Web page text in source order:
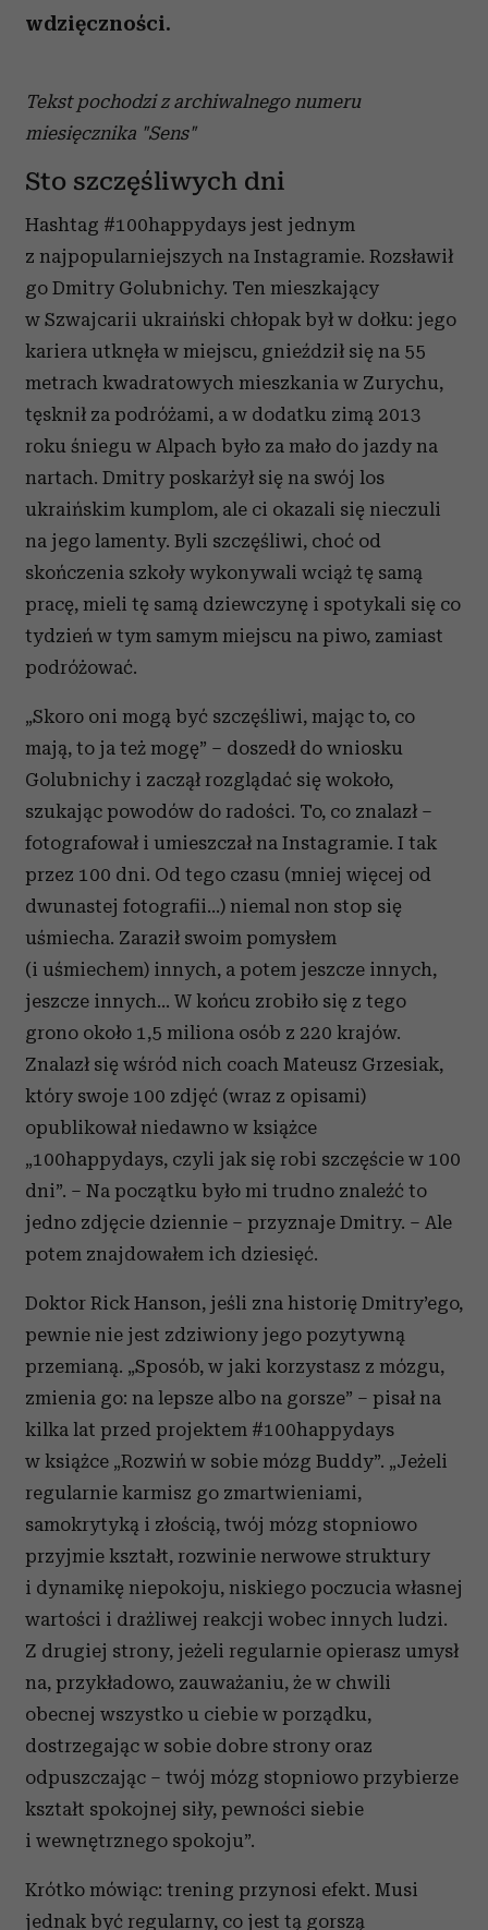
wdzięczności.
Tekst pochodzi z archiwalnego numeru
miesięcznika "Sens"
Sto szczęśliwych dni
Hashtag #100happydays jest jednym
z najpopularniejszych na Instagramie. Rozsławił
go Dmitry Golubnichy. Ten mieszkający
w Szwajcarii ukraiński chłopak był w dołku: jego
kariera utknęła w miejscu, gnieździł się na 55
metrach kwadratowych mieszkania w Zurychu,
tęsknił za podróżami, a w dodatku zimą 2013
roku śniegu w Alpach było za mało do jazdy na
nartach. Dmitry poskarżył się na swój los
ukraińskim kumplom, ale ci okazali się nieczuli
na jego lamenty. Byli szczęśliwi, choć od
skończenia szkoły wykonywali wciąż tę samą
pracę, mieli tę samą dziewczynę i spotykali się co
tydzień w tym samym miejscu na piwo, zamiast
podróżować.
„Skoro oni mogą być szczęśliwi, mając to, co
mają, to ja też mogę” – doszedł do wniosku
Golubnichy i zaczął rozglądać się wokoło,
szukając powodów do radości. To, co znalazł –
fotografował i umieszczał na Instagramie. I tak
przez 100 dni. Od tego czasu (mniej więcej od
dwunastej fotografii…) niemal non stop się
uśmiecha. Zaraził swoim pomysłem
(i uśmiechem) innych, a potem jeszcze innych,
jeszcze innych… W końcu zrobiło się z tego
grono około 1,5 miliona osób z 220 krajów.
Znalazł się wśród nich coach Mateusz Grzesiak,
który swoje 100 zdjęć (wraz z opisami)
opublikował niedawno w książce
„100happydays, czyli jak się robi szczęście w 100
dni”. – Na początku było mi trudno znaleźć to
jedno zdjęcie dziennie – przyznaje Dmitry. – Ale
potem znajdowałem ich dziesięć.
Doktor Rick Hanson, jeśli zna historię Dmitry’ego,
pewnie nie jest zdziwiony jego pozytywną
przemianą. „Sposób, w jaki korzystasz z mózgu,
zmienia go: na lepsze albo na gorsze” – pisał na
kilka lat przed projektem #100happydays
w książce „Rozwiń w sobie mózg Buddy”. „Jeżeli
regularnie karmisz go zmartwieniami,
samokrytyką i złością, twój mózg stopniowo
przyjmie kształt, rozwinie nerwowe struktury
i dynamikę niepokoju, niskiego poczucia własnej
wartości i drażliwej reakcji wobec innych ludzi.
Z drugiej strony, jeżeli regularnie opierasz umysł
na, przykładowo, zauważaniu, że w chwili
obecnej wszystko u ciebie w porządku,
dostrzegając w sobie dobre strony oraz
odpuszczając – twój mózg stopniowo przybierze
kształt spokojnej siły, pewności siebie
i wewnętrznego spokoju”.
Krótko mówiąc: trening przynosi efekt. Musi
jednak być regularny, co jest tą gorszą